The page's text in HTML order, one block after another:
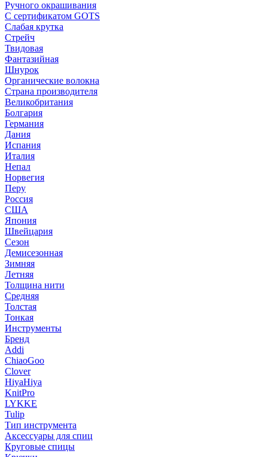
Ручного окрашивания
С сертификатом GOTS
Слабая крутка
Стрейч
Твидовая
Фантазийная
Шнурок
Органические волокна
Страна производителя
Великобритания
Болгария
Германия
Дания
Испания
Италия
Непал
Норвегия
Перу
Россия
США
Япония
Швейцария
Сезон
Демисезонная
Зимняя
Летняя
Толщина нити
Средняя
Толстая
Тонкая
Инструменты
Бренд
Addi
ChiaoGoo
Clover
HiyaHiya
KnitPro
LYKKE
Tulip
Тип инструмента
Аксессуары для спиц
Круговые спицы